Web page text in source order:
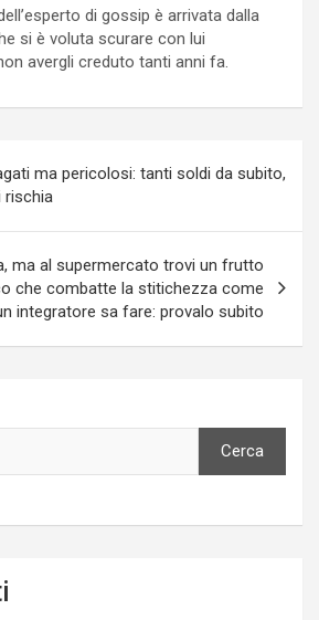
di gossip è arrivata dalla
si è voluta scurare con lui
avergli creduto tanti anni fa.
ma pericolosi: tanti soldi da subito,
ma al supermercato trovi un frutto
che combatte la stitichezza come
integratore sa fare: provalo subito
Cerca